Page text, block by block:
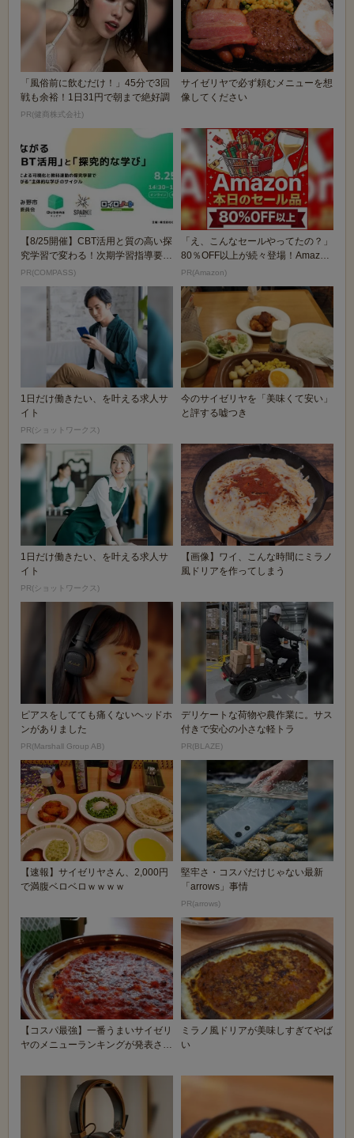
「風俗前に飲むだけ！」45分で3回
戦も余裕！1日31円で朝まで絶好調
PR(健商株式会社)
サイゼリヤで必ず頼むメニューを想
像してください
【8/25開催】CBT活用と質の高い探
究学習で変わる！次期学習指導要領
を見据えた...
PR(COMPASS)
「え、こんなセールやってたの？」
80％OFF以上が続々登場！Amazon
の本気が...
PR(Amazon)
1日だけ働きたい、を叶える求人サ
イト
PR(ショットワークス)
今のサイゼリヤを「美味くて安い」
と評する嘘つき
1日だけ働きたい、を叶える求人サ
イト
PR(ショットワークス)
【画像】ワイ、こんな時間にミラノ
風ドリアを作ってしまう
ピアスをしてても痛くないヘッドホ
ンがありました
PR(Marshall Group AB)
デリケートな荷物や農作業に。サス
付きで安心の小さな軽トラ
PR(BLAZE)
【速報】サイゼリヤさん、2,000円
で満腹ベロベロｗｗｗｗ
堅牢さ・コスパだけじゃない最新
「arrows」事情
PR(arrows)
【コスパ最強】一番うまいサイゼリ
ヤのメニューランキングが発表され
ミラノ風ドリアが美味しすぎてやば
い